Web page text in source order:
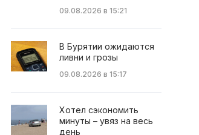
09.08.2026 в 15:21
В Бурятии ожидаются
ливни и грозы
09.08.2026 в 15:17
Хотел сэкономить
минуты – увяз на весь
день